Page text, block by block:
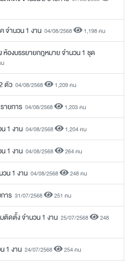
จำนวน 1 งาน 04/08/2568 1,198 คน
ห้องบรรยายกฎหมาย จำนวน 1 ชุด
ตัว 04/08/2568 1,209 คน
ายการ 04/08/2568 1,203 คน
1 งาน 04/08/2568 1,204 คน
1 งาน 04/08/2568 264 คน
น 1 งาน 04/08/2568 248 คน
าร 31/07/2568 251 คน
ติดตั้ง จำนวน 1 งาน 25/07/2568
248
1 งาน 24/07/2568 254 คน